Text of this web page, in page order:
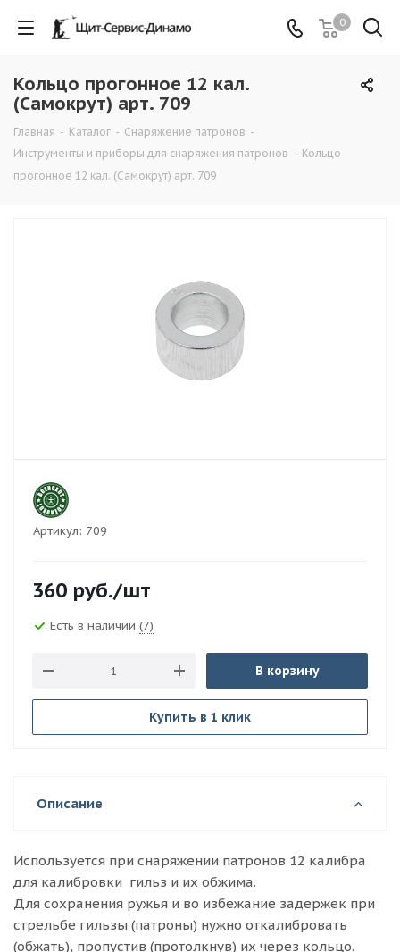
0
Кольцо прогонное 12 кал.
(Самокрут) арт. 709
Главная - Каталог - Снаряжение патронов -
Инструменты и приборы для снаряжения патронов - Кольцо
прогонное 12 кал. (Самокрут) арт. 709
Артикул: 709
360 руб./шт
Есть в наличии (7)
В корзину
Купить в 1 клик
Описание
Используется при снаряжении патронов 12 калибра
для калибровки гильз и их обжима.
Для сохранения ружья и во избежание задержек при
стрельбе гильзы (патроны) нужно откалибровать
(обжать), пропустив (протолкнув) их через кольцо.